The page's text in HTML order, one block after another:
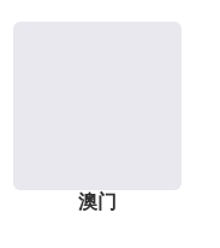
澳门